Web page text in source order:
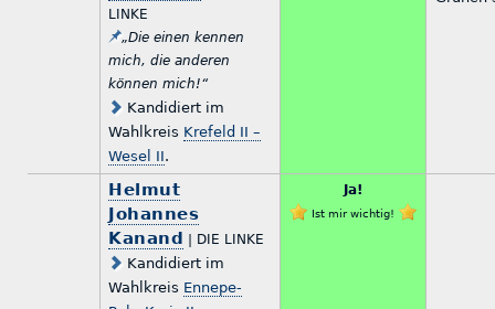
LINKE
„Die einen kennen
mich, die anderen
können mich!“
Kandidiert im
Wahlkreis Krefeld II –
Wesel II.
Helmut
Johannes
Kanand
| DIE LINKE
Kandidiert im
Wahlkreis Ennepe-
Ja!
Ist mir wichtig!